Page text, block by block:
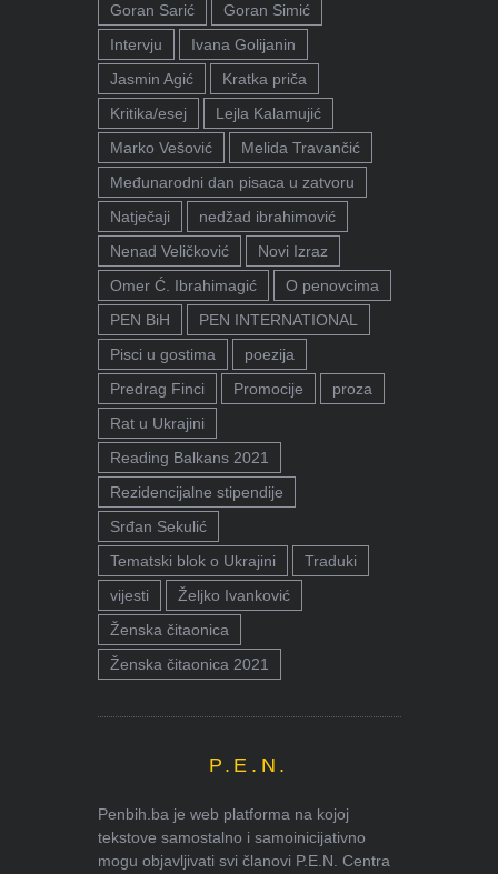
Goran Sarić
Goran Simić
Intervju
Ivana Golijanin
Jasmin Agić
Kratka priča
Kritika/esej
Lejla Kalamujić
Marko Vešović
Melida Travančić
Međunarodni dan pisaca u zatvoru
Natječaji
nedžad ibrahimović
Nenad Veličković
Novi Izraz
Omer Ć. Ibrahimagić
O penovcima
PEN BiH
PEN INTERNATIONAL
Pisci u gostima
poezija
Predrag Finci
Promocije
proza
Rat u Ukrajini
Reading Balkans 2021
Rezidencijalne stipendije
Srđan Sekulić
Tematski blok o Ukrajini
Traduki
vijesti
Željko Ivanković
Ženska čitaonica
Ženska čitaonica 2021
P.E.N.
Penbih.ba je web platforma na kojoj
tekstove samostalno i samoinicijativno
mogu objavljivati svi članovi P.E.N. Centra